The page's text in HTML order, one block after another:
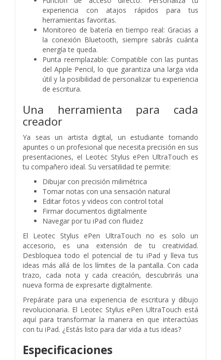
experiencia con atajos rápidos para tus
herramientas favoritas.
Monitoreo de batería en tiempo real: Gracias a
la conexión Bluetooth, siempre sabrás cuánta
energía te queda.
Punta reemplazable: Compatible con las puntas
del Apple Pencil, lo que garantiza una larga vida
útil y la posibilidad de personalizar tu experiencia
de escritura.
Una herramienta para cada
creador
Ya seas un artista digital, un estudiante tomando
apuntes o un profesional que necesita precisión en sus
presentaciones, el Leotec Stylus ePen UltraTouch es
tu compañero ideal. Su versatilidad te permite:
Dibujar con precisión milimétrica
Tomar notas con una sensación natural
Editar fotos y videos con control total
Firmar documentos digitalmente
Navegar por tu iPad con fluidez
El Leotec Stylus ePen UltraTouch no es solo un
accesorio, es una extensión de tu creatividad.
Desbloquea todo el potencial de tu iPad y lleva tus
ideas más allá de los límites de la pantalla. Con cada
trazo, cada nota y cada creación, descubrirás una
nueva forma de expresarte digitalmente.
Prepárate para una experiencia de escritura y dibujo
revolucionaria. El Leotec Stylus ePen UltraTouch está
aquí para transformar la manera en que interactúas
con tu iPad. ¿Estás listo para dar vida a tus ideas?
Especificaciones